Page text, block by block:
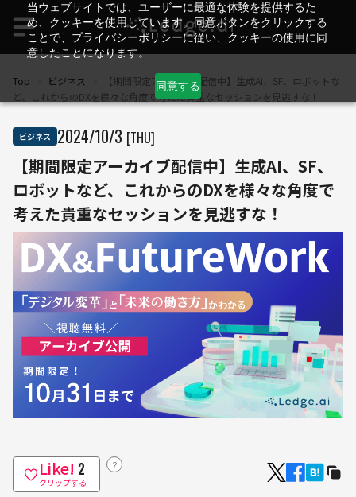
当ウェブサイトでは、ユーザーに最適な体験を提供するた
め、クッキーを使用しています。同意ボタンをクリックする
ことで、プライバシーポリシーに従い、クッキーの使用に同
意したことになります。
同意する
Top ビジネス
【期間限定アーカイブ配信中】生成AI、SF、ロボットな
ど、これからのDXを様々な角度で考えた貴重なセッションを見逃すな！
ビジネス 2024/10/3 [THU]
【期間限定アーカイブ配信中】生成AI、SF、
ロボットなど、これからのDXを様々な角度で
考えた貴重なセッションを見逃すな！
Like! 2
クリップする
？